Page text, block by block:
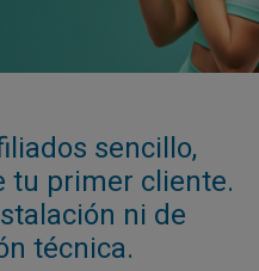
sencillo,
tu primer cliente.
ni de
técnica.